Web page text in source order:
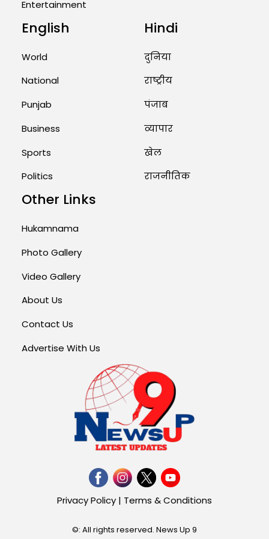
August 1, 2026 11:24 AM
Rates of 23 Medicines Changed
from Today, August 1: Central
Government’s Big...
Entertainment
English
World
National
Punjab
Business
Sports
Politics
Hindi
दुनिया
राष्ट्रीय
पंजाब
व्यापार
खेल
राजनीतिक
Other Links
Hukamnama
Photo Gallery
Video Gallery
About Us
Contact Us
Advertise With Us
Privacy Policy | Terms & Conditions
©: All rights reserved. News Up 9